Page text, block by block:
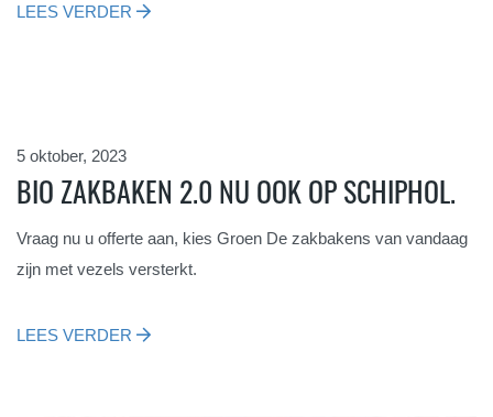
LEES VERDER
5 oktober, 2023
BIO ZAKBAKEN 2.0 NU OOK OP SCHIPHOL.
Vraag nu u offerte aan, kies Groen De zakbakens van vandaag
zijn met vezels versterkt.
LEES VERDER